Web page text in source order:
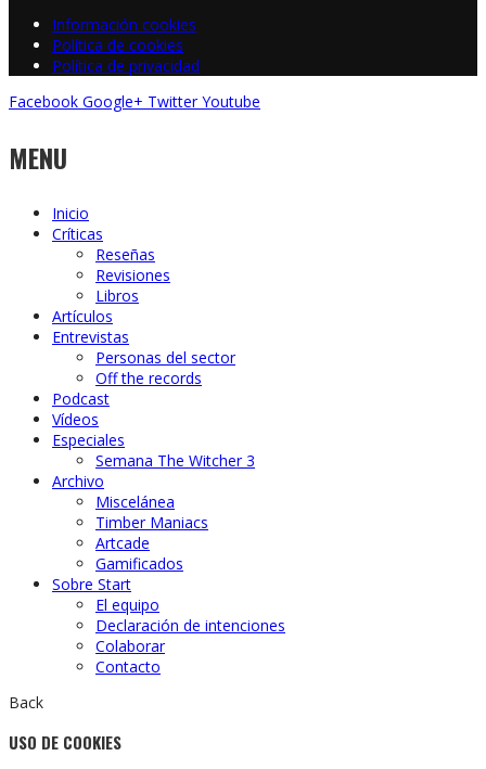
Información cookies
Política de cookies
Política de privacidad
Facebook Google+ Twitter Youtube
MENU
Inicio
Críticas
Reseñas
Revisiones
Libros
Artículos
Entrevistas
Personas del sector
Off the records
Podcast
Vídeos
Especiales
Semana The Witcher 3
Archivo
Miscelánea
Timber Maniacs
Artcade
Gamificados
Sobre Start
El equipo
Declaración de intenciones
Colaborar
Contacto
Back
USO DE COOKIES